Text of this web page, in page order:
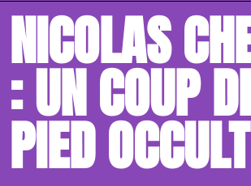
NICOLAS
: UN COUP
PIED